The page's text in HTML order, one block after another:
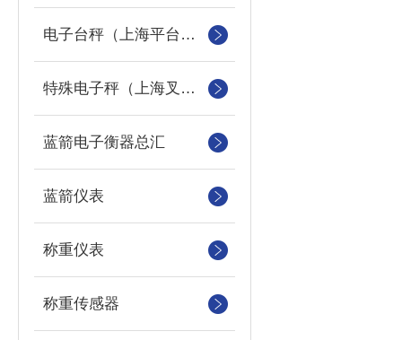
电子台秤（上海平台称）
特殊电子秤（上海叉车秤）
蓝箭电子衡器总汇
蓝箭仪表
称重仪表
称重传感器